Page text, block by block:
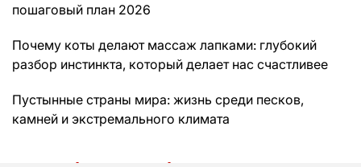
пошаговый план 2026
Почему коты делают массаж лапками: глубокий
разбор инстинкта, который делает нас счастливее
Пустынные страны мира: жизнь среди песков,
камней и экстремального климата